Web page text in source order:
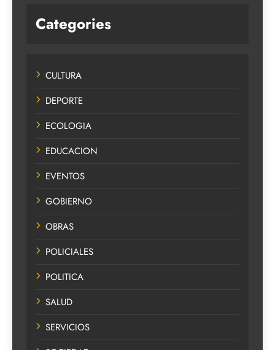
Categories
CULTURA
DEPORTE
ECOLOGIA
EDUCACION
EVENTOS
GOBIERNO
OBRAS
POLICIALES
POLITICA
SALUD
SERVICIOS